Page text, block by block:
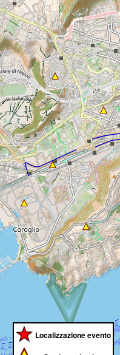
Localizzazione evento